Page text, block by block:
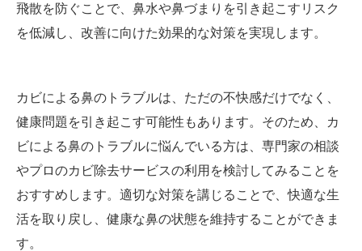
飛散を防ぐことで、鼻水や鼻づまりを引き起こすリスク
を低減し、改善に向けた効果的な対策を実現します。
カビによる鼻のトラブルは、ただの不快感だけでなく、
健康問題を引き起こす可能性もあります。そのため、カ
ビによる鼻のトラブルに悩んでいる方は、専門家の相談
やプロのカビ除去サービスの利用を検討してみることを
おすすめします。適切な対策を講じることで、快適な生
活を取り戻し、健康な鼻の状態を維持することができま
す。